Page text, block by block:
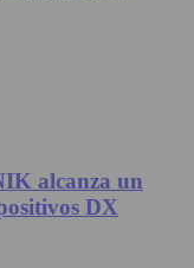
alcanza un
DX